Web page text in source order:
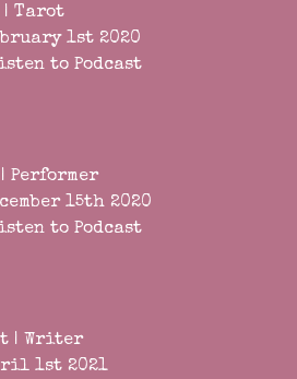
Tarot
1st 2020
to Podcast
Performer
15th 2020
to Podcast
| Writer
1st 2021